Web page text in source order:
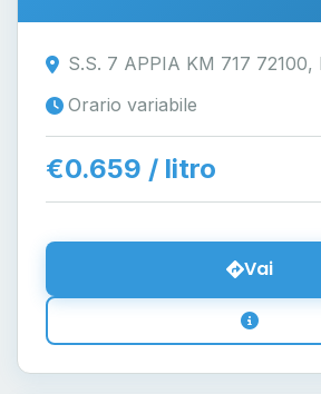
S.S. 7 APPIA KM 717 72100,
Orario variabile
€0.659 / litro
Vai